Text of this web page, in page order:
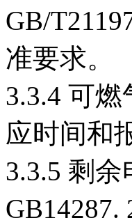
GB/
准要求。
3.3.4 可
应时间和
3.3.5 剩